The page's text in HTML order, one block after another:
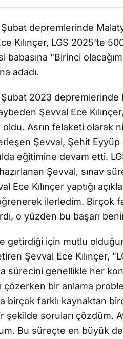
depremlerinde
Kılınçer, LGS 2025’te
babasına "Birinci
adadı.
2023 depremlerinde
Şevval Ece
Asrın felaketi olarak
Şevval, Şehit
eğitimine devam etti.
Şevval, sınav
Ece Kılınçer yaptığı
ilerledim. Birçok
o yüzden bu başarı
getirdiği için mutlu
Şevval Ece Kılınçer,
sürecini genellikle her
bir anlama
birçok farklı kaynaktan
şekilde soruları çözdüm.
Bu süreçte en büyük